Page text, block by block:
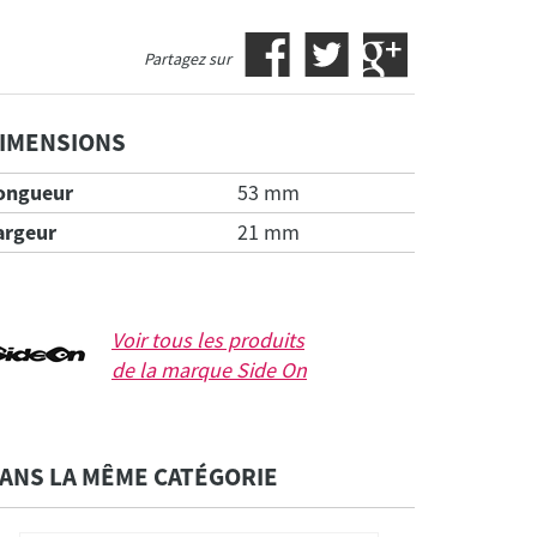
Partagez sur
53 mm
21 mm
Voir tous les produits
de la marqueSide On
LA MÊME CATÉGORIE